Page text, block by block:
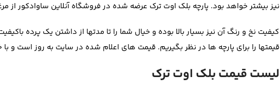
نیز بیشتر خواهد بود. پارچه بلک اوت ترک عرضه شده در فروشگاه آنلاین ساوادکور از
کیفیت نخ و رنگ آن نیز بسیار بالا بوده و خیال شما را تا مدتها از داشتن یک پرده
قیمتها را برای پارچه ها در نظر بگیریم. قیمت های اعلام شده در سایت به روز است و با
لیست قیمت بلک اوت ترک